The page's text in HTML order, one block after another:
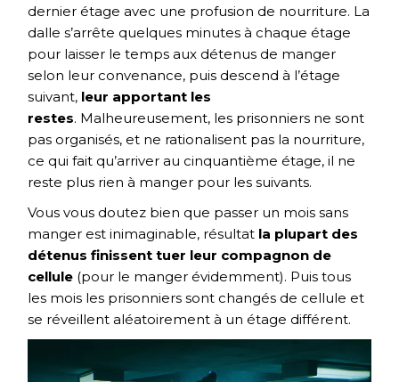
dernier étage avec une profusion de nourriture. La
dalle s’arrête quelques minutes à chaque étage
pour laisser le temps aux détenus de manger
selon leur convenance, puis descend à l’étage
suivant, leur apportant les
restes. Malheureusement, les prisonniers ne sont
pas organisés, et ne rationalisent pas la nourriture,
ce qui fait qu’arriver au cinquantième étage, il ne
reste plus rien à manger pour les suivants.
Vous vous doutez bien que passer un mois sans
manger est inimaginable, résultat la plupart des
détenus finissent tuer leur compagnon de
cellule (pour le manger évidemment). Puis tous
les mois les prisonniers sont changés de cellule et
se réveillent aléatoirement à un étage différent.